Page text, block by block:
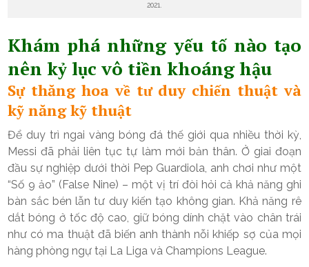
2021.
Khám phá những yếu tố nào tạo
nên kỷ lục vô tiền khoáng hậu
Sự thăng hoa về tư duy chiến thuật và
kỹ năng kỹ thuật
Để duy trì ngai vàng bóng đá thế giới qua nhiều thời kỳ,
Messi đã phải liên tục tự làm mới bản thân. Ở giai đoạn
đầu sự nghiệp dưới thời Pep Guardiola, anh chơi như một
“Số 9 ảo” (False Nine) – một vị trí đòi hỏi cả khả năng ghi
bàn sắc bén lẫn tư duy kiến tạo không gian. Khả năng rê
dắt bóng ở tốc độ cao, giữ bóng dính chặt vào chân trái
như có ma thuật đã biến anh thành nỗi khiếp sợ của mọi
hàng phòng ngự tại La Liga và Champions League.